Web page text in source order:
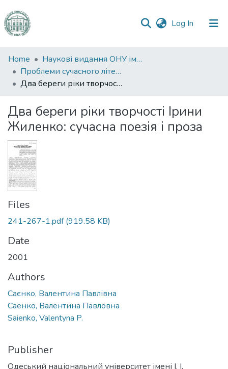
Log In (current)
Communities
&
Collections
Statistics
Home
Наукові видання ОНУ імені І. І. Мечникова
Проблеми сучасного літературознавства
Два береги ріки творчості Ірини Жиленко: сучасна поезія і проза
Два береги ріки творчості Ірини
Жиленко: сучасна поезія і проза
Files
241-267-1.pdf(919.58 KB)
Date
2001
Authors
Саєнко, Валентина Павлівна
Саенко, Валентина Павловна
Saienko, Valentyna P.
Publisher
Одеський національний університет імені І. І.